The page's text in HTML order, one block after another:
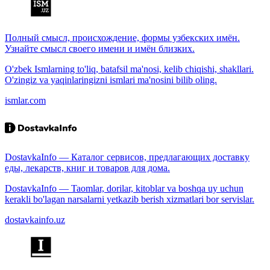
Полный смысл, происхождение, формы узбекских имён.
Узнайте смысл своего имени и имён близких.
O'zbek Ismlarning to'liq, batafsil ma'nosi, kelib chiqishi, shakllari.
O'zingiz va yaqinlaringizni ismlari ma'nosini bilib oling.
ismlar.com
DostavkaInfo — Каталог сервисов, предлагающих доставку
еды, лекарств, книг и товаров для дома.
DostavkaInfo — Taomlar, dorilar, kitoblar va boshqa uy uchun
kerakli bo'lagan narsalarni yetkazib berish xizmatlari bor servislar.
dostavkainfo.uz